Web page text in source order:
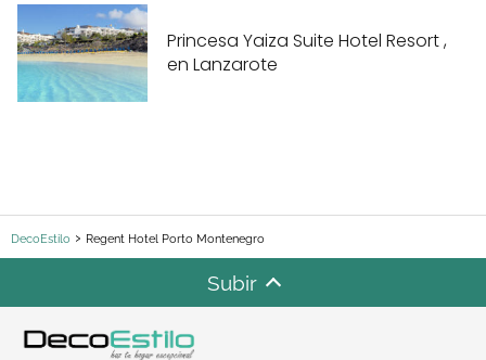
Princesa Yaiza Suite Hotel Resort ,
en Lanzarote
DecoEstilo Regent Hotel Porto Montenegro
Subir